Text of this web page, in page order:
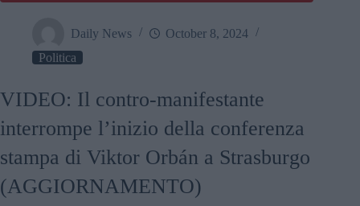
Daily News
October 8, 2024
Politica
VIDEO: Il contro-manifestante
interrompe l’inizio della conferenza
stampa di Viktor Orbán a Strasburgo
(AGGIORNAMENTO)